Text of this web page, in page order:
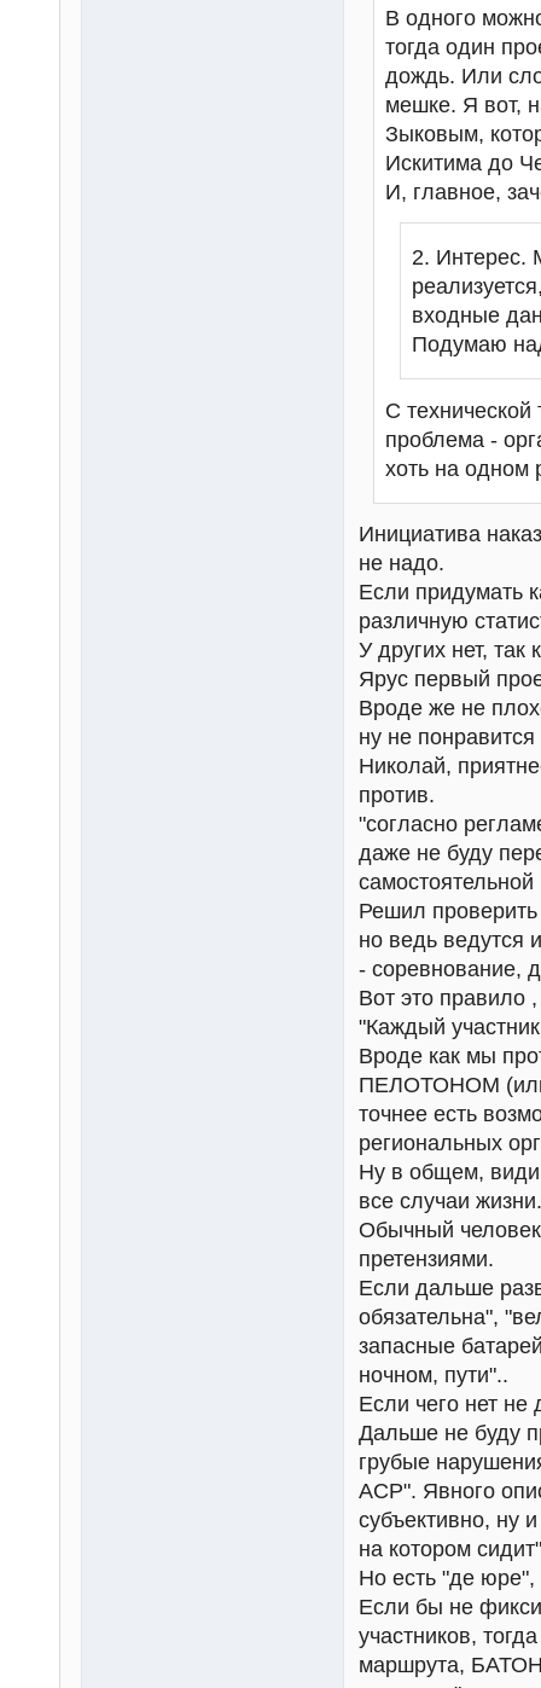
В одного
тогда один
дождь. Или
мешке. Я вот,
Зыковым,
Искитима до
И, главное,
2. Интерес.
входные
Подумаю
С технической
проблема -
хоть на одном
Инициатива
не надо.
Если придумать
различную
У других нет, так
Ярус первый
Вроде же не
ну не
Николай,
против.
"согласно
даже не буду
самостоятельной
Решил
но ведь ведутся
- соревнование,
Вот это правило
"Каждый
Вроде как мы
ПЕЛОТОНОМ (или
точнее есть
региональных
Ну в общем,
все случаи жизни.
Обычный
претензиями.
Если дальше
обязательна",
запасные
ночном, пути"..
Если чего нет не
Дальше не буду
грубые
ACP". Явного
субъективно, ну
на котором
Но есть "де юре",
Если бы не
участников,
маршрута,